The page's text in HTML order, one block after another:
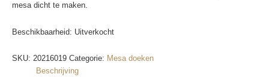
mesa dicht te maken.
Beschikbaarheid: Uitverkocht
SKU: 20216019 Categorie: Mesa doeken
Beschrijving